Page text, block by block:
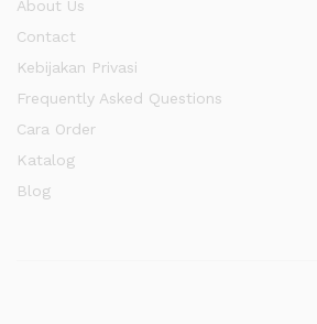
About Us
Contact
Kebijakan Privasi
Frequently Asked Questions
Cara Order
Katalog
Blog